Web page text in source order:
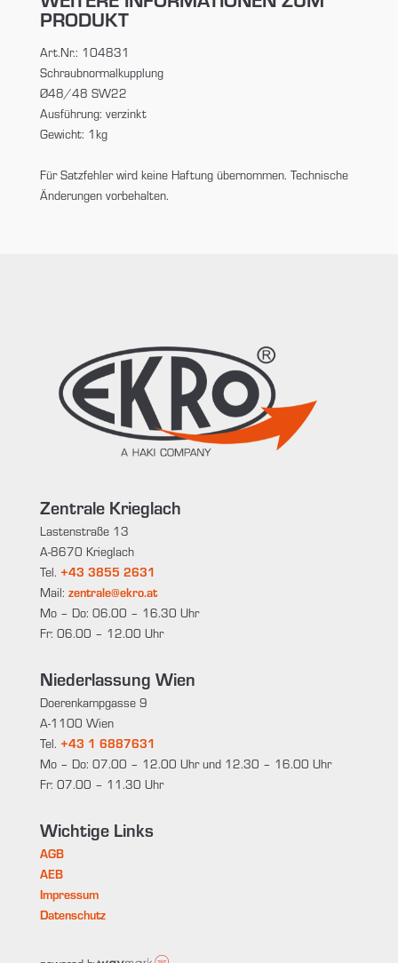
PRODUKT
Art.Nr.: 104831
Schraubnormalkupplung
Ø48/48 SW22
Ausführung: verzinkt
Gewicht: 1kg
Für Satzfehler wird keine Haftung übernommen. Technische
Änderungen vorbehalten.
Zentrale Krieglach
Lastenstraße 13
A-8670 Krieglach
Tel. +43 3855 2631
Mail: zentrale@ekro.at
Mo – Do: 06.00 – 16.30 Uhr
Fr: 06.00 – 12.00 Uhr
Niederlassung Wien
Doerenkampgasse 9
A-1100 Wien
Tel. +43 1 6887631
Mo – Do: 07.00 – 12.00 Uhr und 12.30 – 16.00 Uhr
Fr: 07.00 – 11.30 Uhr
Wichtige Links
AGB
AEB
Impressum
Datenschutz